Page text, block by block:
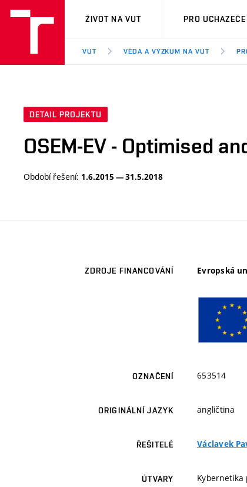
VUT
ŽIVOT NA VUT PRO UCHAZEČE
VUT VĚDA A VÝZKUM NA VUT
DETAIL PROJEKTU
OSEM-EV - Optimised
Období řešení: 1.6.2015 — 31.5.2018
ZDROJE FINANCOVÁNÍ Evropská
OZNAČENÍ 653514
ORIGINÁLNÍ JAZYK angličtina
ŘEŠITELÉ Václavek
ÚTVARY